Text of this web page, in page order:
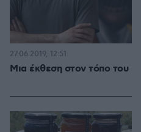
Μια έκθεση στον τόπο του
27.06.2019, 12:51